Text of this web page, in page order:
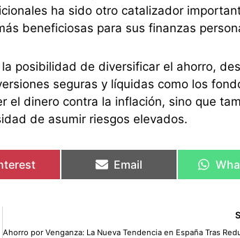
ha sido otro catalizador
beneficiosas para sus finanzas
posibilidad de diversificar el ahorro,
seguras y líquidas como los
el dinero contra la inflación, sino que
de asumir riesgos elevados.
Email